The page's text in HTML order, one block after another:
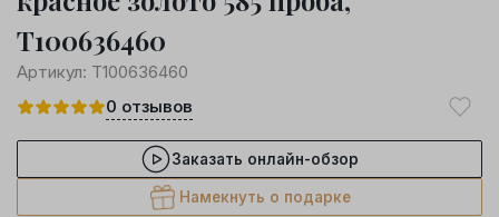
Т100636460
Артикул: Т100636460
0 отзывов
Заказать онлайн-обзор
Намекнуть о подарке